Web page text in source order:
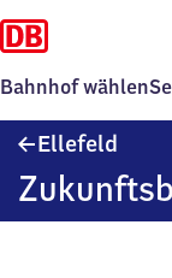
Bahnhof wählen
Ellefeld